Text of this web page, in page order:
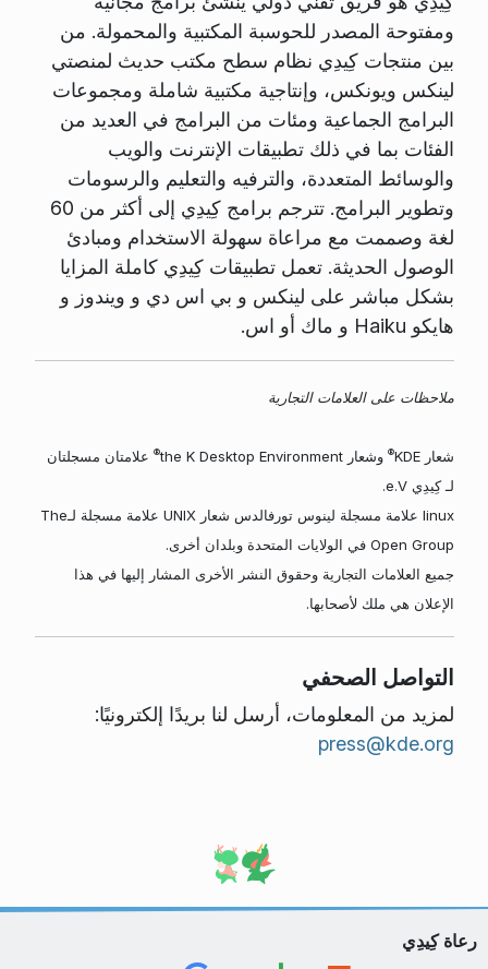
ومفتوحة المصدر للحوسبة المكتبية والمحمولة. من
بين منتجات كِيدِي نظام سطح مكتب حديث لمنصتي
لينكس ويونكس، وإنتاجية مكتبية شاملة ومجموعات
البرامج الجماعية ومئات من البرامج في العديد من
الفئات بما في ذلك تطبيقات الإنترنت والويب
والوسائط المتعددة، والترفيه والتعليم والرسومات
وتطوير البرامج. تترجم برامج كِيدِي إلى أكثر من 60
لغة وصممت مع مراعاة سهولة الاستخدام ومبادئ
الوصول الحديثة. تعمل تطبيقات كِيدِي كاملة المزايا
بشكل مباشر على لينكس و بي اس دي و ويندوز و
هايكو Haiku و ماك أو اس.
ملاحظات على العلامات التجارية
شعار KDE ® وشعار the K Desktop Environment ® علامتان مسجلتان
لـ كِيدِي e.V.
linux علامة مسجلة لينوس تورفالدس شعار UNIX علامة مسجلة لـThe
Open Group في الولايات المتحدة وبلدان أخرى.
جميع العلامات التجارية وحقوق النشر الأخرى المشار إليها في هذا
الإعلان هي ملك لأصحابها.
التواصل الصحفي
لمزيد من المعلومات، أرسل لنا بريدًا إلكترونيًا:
press@kde.org
رعاة كِيدِي